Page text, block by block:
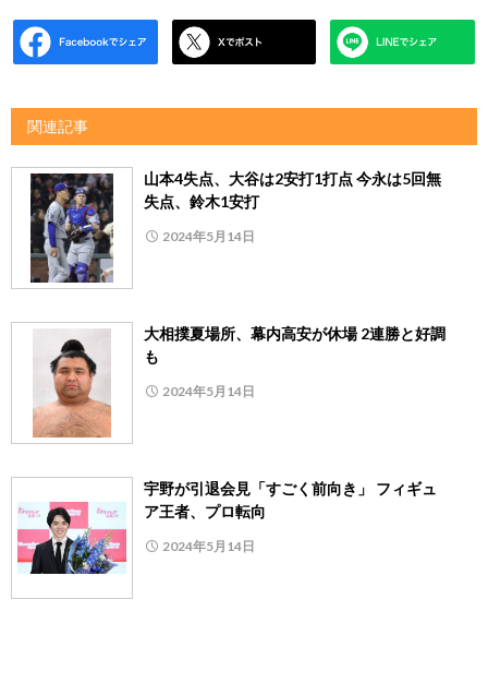
関連記事
山本4失点、大谷は2安打1打点 今永は5回無
失点、鈴木1安打
2024年5月14日
大相撲夏場所、幕内高安が休場 2連勝と好調
も
2024年5月14日
宇野が引退会見「すごく前向き」 フィギュ
ア王者、プロ転向
2024年5月14日